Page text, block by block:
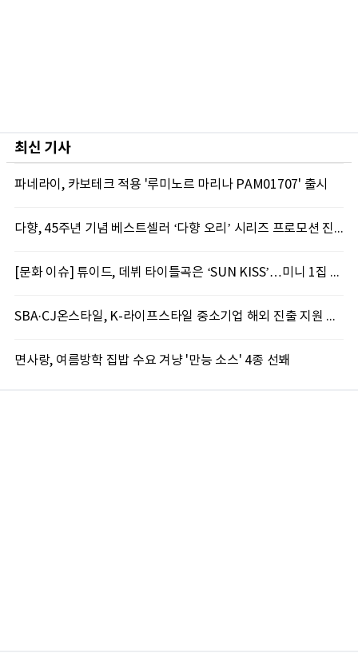
최신 기사
파네라이, 카보테크 적용 '루미노르 마리나 PAM01707' 출시
다향, 45주년 기념 베스트셀러 ‘다향 오리’ 시리즈 프로모션 진행
[문화 이슈] 튜이드, 데뷔 타이틀곡은 ‘SUN KISS’…미니 1집 프로모션 스케줄러 공개
SBA·CJ온스타일, K-라이프스타일 중소기업 해외 진출 지원 맞손
면사랑, 여름방학 집밥 수요 겨냥 '만능 소스' 4종 선봬